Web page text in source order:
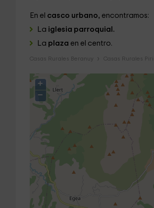
En el casco urbano, encontramos:
La iglesia parroquial.
La plaza en el centro.
Casas Rurales Beranuy Casas Rurales
+
−